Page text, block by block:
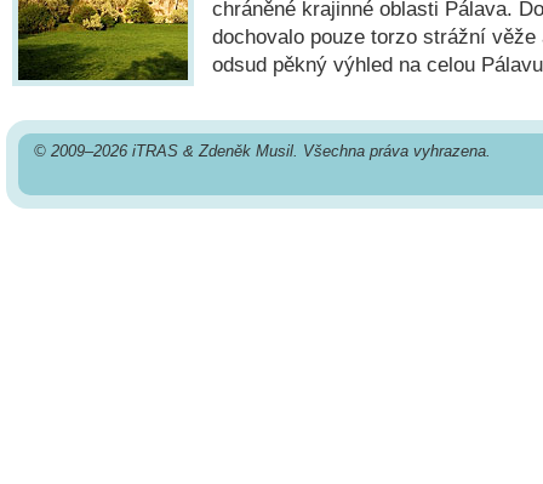
chráněné krajinné oblasti Pálava.
dochovalo pouze torzo strážní
odsud pěkný výhled na celou
© 2009–2026 iTRAS & Zdeněk Musil. Všechna práva vyhrazena.